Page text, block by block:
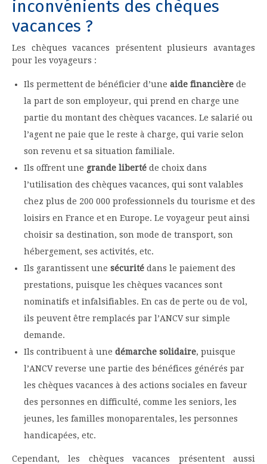
inconvénients des chèques
vacances ?
Les chèques vacances présentent plusieurs avantages
pour les voyageurs :
Ils permettent de bénéficier d’une aide financière de
la part de son employeur, qui prend en charge une
partie du montant des chèques vacances. Le salarié ou
l’agent ne paie que le reste à charge, qui varie selon
son revenu et sa situation familiale.
Ils offrent une grande liberté de choix dans
l’utilisation des chèques vacances, qui sont valables
chez plus de 200 000 professionnels du tourisme et des
loisirs en France et en Europe. Le voyageur peut ainsi
choisir sa destination, son mode de transport, son
hébergement, ses activités, etc.
Ils garantissent une sécurité dans le paiement des
prestations, puisque les chèques vacances sont
nominatifs et infalsifiables. En cas de perte ou de vol,
ils peuvent être remplacés par l’ANCV sur simple
demande.
Ils contribuent à une démarche solidaire, puisque
l’ANCV reverse une partie des bénéfices générés par
les chèques vacances à des actions sociales en faveur
des personnes en difficulté, comme les seniors, les
jeunes, les familles monoparentales, les personnes
handicapées, etc.
Cependant, les chèques vacances présentent aussi